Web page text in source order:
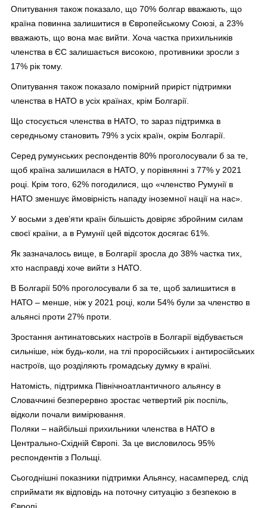
Опитування також показало, що 70% болгар вважають, що
країна повинна залишитися в Європейському Союзі, а 23%
вважають, що вона має вийти. Хоча частка прихильників
членства в ЄС залишається високою, противники зросли з
17% рік тому.
Опитування також показало помірний приріст підтримки
членства в НАТО в усіх країнах, крім Болгарії.
Що стосується членства в НАТО, то зараз підтримка в
середньому становить 79% з усіх країн, окрім Болгарії.
Серед румунських респондентів 80% проголосували б за те,
щоб країна залишилася в НАТО, у порівнянні з 77% у 2021
році. Крім того, 62% погодилися, що «членство Румунії в
НАТО зменшує ймовірність нападу іноземної нації на нас».
У восьми з дев’яти країн більшість довіряє збройним силам
своєї країни, а в Румунії цей відсоток досягає 61%.
Як зазначалось вище, в Болгарії зросла до 38% частка тих,
хто насправді хоче вийти з НАТО.
В Болгарії 50% проголосували б за те, щоб залишитися в
НАТО – менше, ніж у 2021 році, коли 54% були за членство в
альянсі проти 27% проти.
Зростання антинатовських настроїв в Болгарії відбувається
сильніше, ніж будь-коли, на тлі проросійських і антиросійських
настроїв, що розділяють громадську думку в країні.
Натомість, підтримка Північноатлантичного альянсу в
Словаччині безперервно зростає четвертий рік поспіль,
відколи почали вимірювання.
Поляки – найбільші прихильники членства в НАТО в
Центрально-Східній Європі. За це висловилось 95%
респондентів з Польщі.
Сьогоднішні показники підтримки Альянсу, насамперед, слід
сприймати як відповідь на поточну ситуацію з безпекою в
Європі.